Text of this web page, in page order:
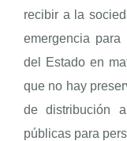
recibir a la
emergencia
del Estado en
que no hay
de distribución
públicas para